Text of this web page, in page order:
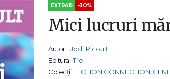
EXTRA15 -30%
Mici lucruri
Autor : Jodi Picoult
Editura: Trei
Colecții: FICTION CONNECTION